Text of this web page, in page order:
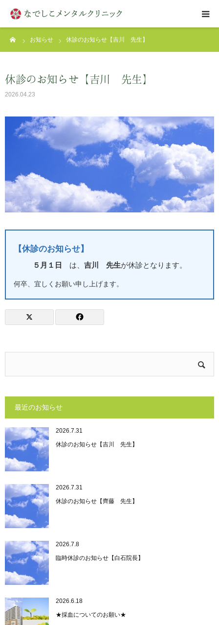
お知らせ 休診のお知らせ【吉川 先生】
休診のお知らせ【吉川 先生】
2026.04.23
【休診のお知らせ】
５月１日 は、 吉川 先生が休診となります。
何卒、宜しくお願い申し上げます。
最近のお知らせ
休診のお知らせ【吉川 先生】
2026.7.31
休診のお知らせ【齊藤 先生】
2026.7.31
臨時休診のお知らせ【白石院長】
2026.7.8
★採血についてのお願い★
2026.6.18
はじめての方へ
診療案内
アクセス
お問い合わせ